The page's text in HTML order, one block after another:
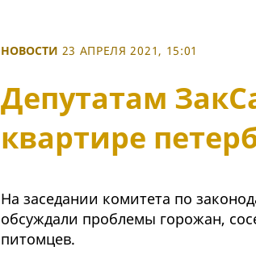
НОВОСТИ 23 АПРЕЛЯ 2021, 15:01
Депутатам
квартире
На заседании комитета по
обсуждали проблемы горожан,
питомцев.